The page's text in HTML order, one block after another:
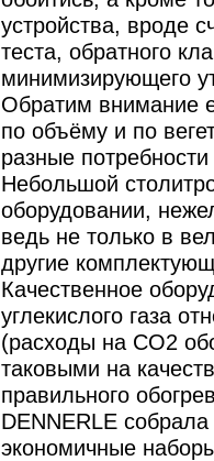
устройства, вроде
теста, обратного
минимизирующего
Обратим внимание
по объёму и по
разные
Небольшой
оборудовании,
ведь не только в
другие
Качественное
углекислого газа
(расходы на CO2
таковыми на
правильного
DENNERLE
экономичные